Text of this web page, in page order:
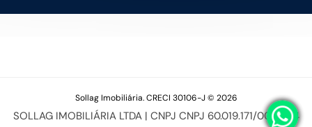
Sollag Imobiliária. CRECI 30106-J © 2026
SOLLAG IMOBILIÁRIA LTDA | CNPJ CNPJ 60.019.171/0001-94